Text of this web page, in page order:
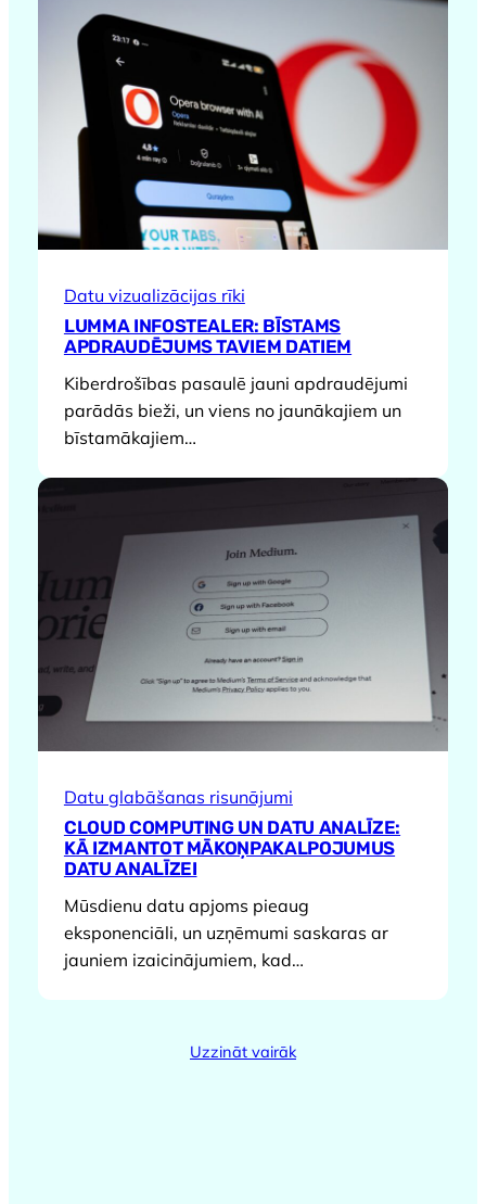
Datu vizualizācijas rīki
LUMMA INFOSTEALER: BĪSTAMS
APDRAUDĒJUMS TAVIEM DATIEM
Kiberdrošības pasaulē jauni apdraudējumi
parādās bieži, un viens no jaunākajiem un
bīstamākajiem…
Datu glabāšanas risunājumi
CLOUD COMPUTING UN DATU ANALĪZE:
KĀ IZMANTOT MĀKOŅPAKALPOJUMUS
DATU ANALĪZEI
Mūsdienu datu apjoms pieaug
eksponenciāli, un uzņēmumi saskaras ar
jauniem izaicinājumiem, kad…
Uzzināt vairāk